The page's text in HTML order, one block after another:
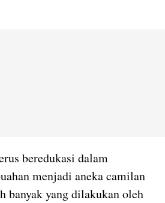
beredukasi dalam
menjadi aneka camilan
banyak yang dilakukan oleh